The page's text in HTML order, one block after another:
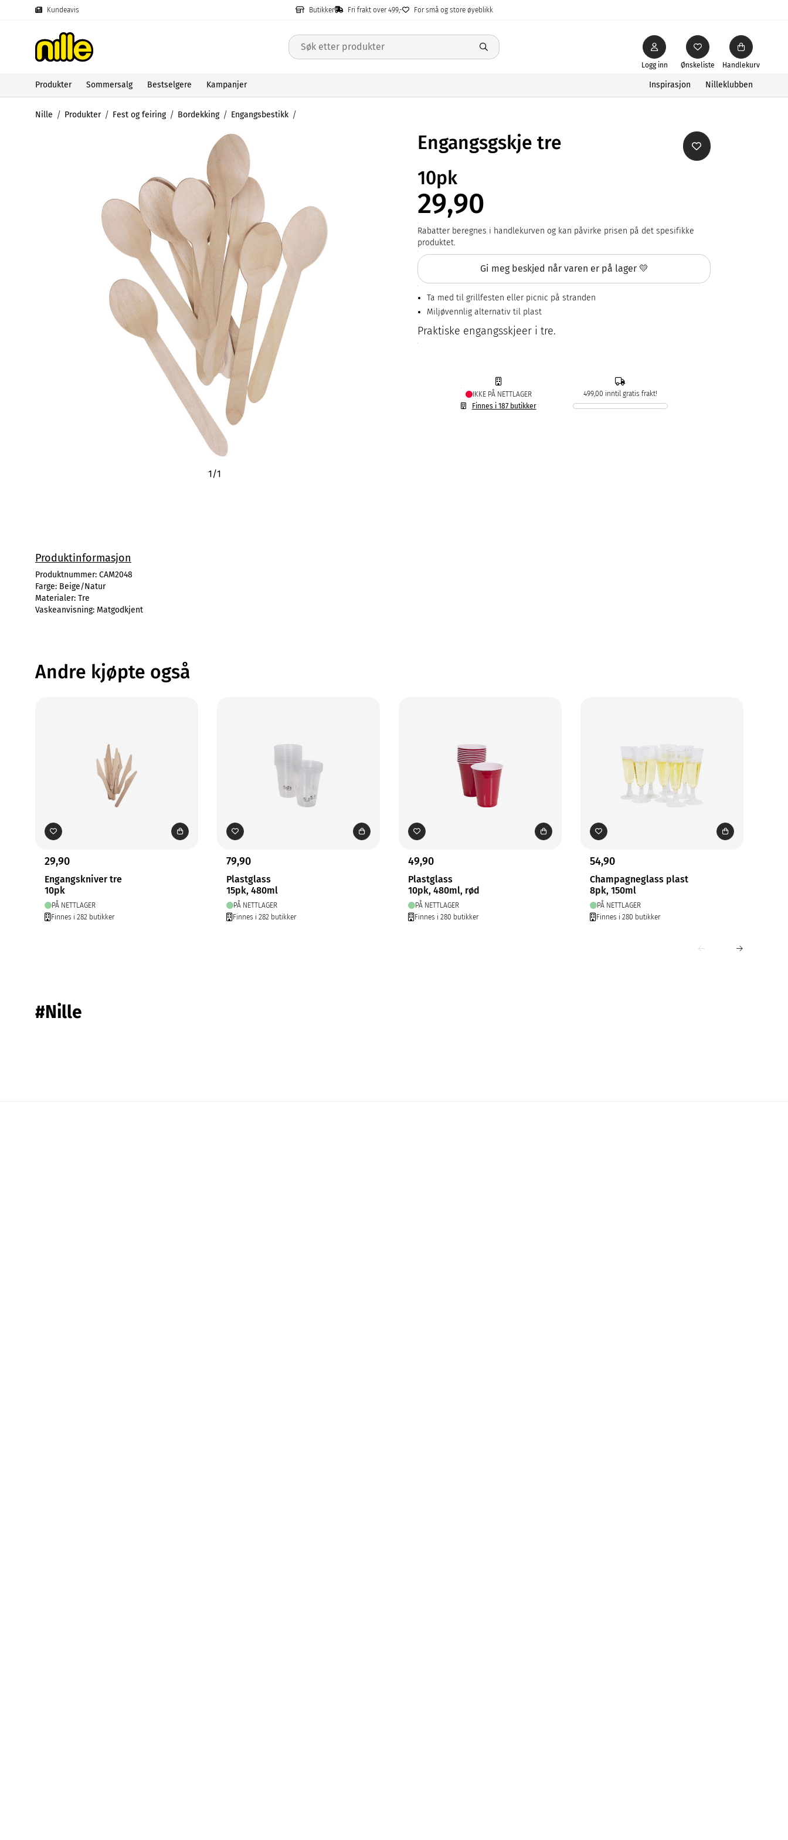
Kundeavis Butikker Fri frakt over 499,- For små og store øyeblikk
Ønskeliste
Logg inn Handlekurv
Produkter Sommersalg Bestselgere Kampanjer Inspirasjon Nilleklubben
Nille Produkter Fest og feiring Bordekking Engangsbestikk
1/1
Engangsgskje tre
10pk
29,90
Rabatter beregnes i handlekurven og kan påvirke prisen på det spesifikke
produktet.
Gi meg beskjed når varen er på lager 💛
Ta med til grillfesten eller picnic på stranden
Miljøvennlig alternativ til plast
Praktiske engangsskjeer i tre.
IKKE PÅ NETTLAGER
Finnes i 187 butikker
499,00 inntil gratis frakt!
Produktinformasjon
Produktnummer: CAM2048
Farge: Beige/Natur
Materialer: Tre
Vaskeanvisning: Matgodkjent
Andre kjøpte også
29,90
Engangskniver tre
10pk
PÅ NETTLAGER
Finnes i 282 butikker
79,90
Plastglass
15pk, 480ml
PÅ NETTLAGER
Finnes i 282 butikker
49,90
Plastglass
10pk, 480ml, rød
PÅ NETTLAGER
Finnes i 280 butikker
54,90
Champagneglass plast
8pk, 150ml
PÅ NETTLAGER
Finnes i 280 butikker
#Nille